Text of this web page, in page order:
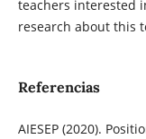
teachers interested
research about this
Referencias
AIESEP (2020).